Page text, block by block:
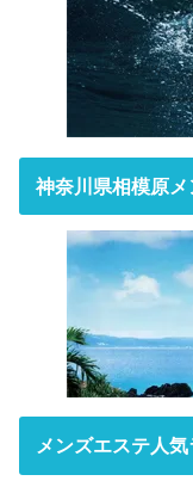
神奈川県相模原
メンズエステ人